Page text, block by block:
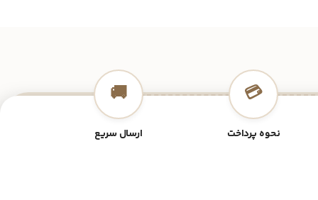
💳
نحوه پرداخت
🚚
ارسال سریع